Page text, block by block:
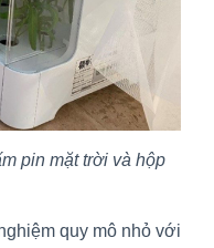
pin mặt trời và hộp
quy mô nhỏ với